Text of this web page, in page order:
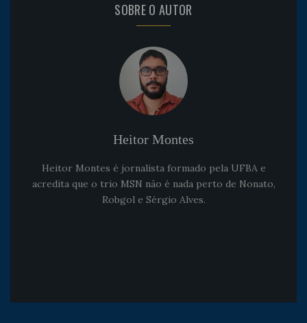
SOBRE O AUTOR
Heitor Montes
Heitor Montes é jornalista formado pela UFBA e
acredita que o trio MSN não é nada perto de Nonato,
Robgol e Sérgio Alves.